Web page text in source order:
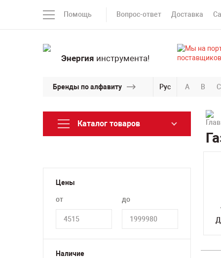
Помощь Вопрос-ответ Доставка
Энергия инструмента!
Бренды по алфавиту Рус A B C
Каталог товаров
Цены
от до
Наличие